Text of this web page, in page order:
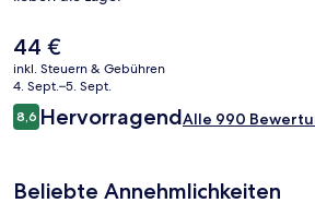
Fassade
Der
aktuelle
Preis
beträgt
44 €.
44 €
inkl. Steuern & Gebühren
4. Sept.–5. Sept.
Bewertungen
8,68,6 von 10.
HervorragendAlle 990
Beliebte Annehmlichkeiten